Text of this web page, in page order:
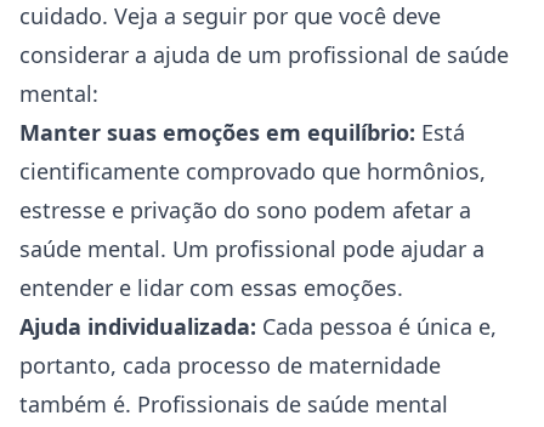
cuidado. Veja a seguir por que você deve
considerar a ajuda de um profissional de saúde
mental:
Manter suas emoções em equilíbrio: Está
cientificamente comprovado que hormônios,
estresse e privação do sono podem afetar a
saúde mental. Um profissional pode ajudar a
entender e lidar com essas emoções.
Ajuda individualizada: Cada pessoa é única e,
portanto, cada processo de maternidade
também é. Profissionais de saúde mental